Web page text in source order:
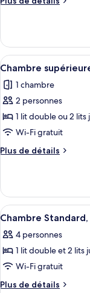
chambre :
double,
1
lit
double
ou
2
lits
jumeaux
Chambre
Standard
double,
lit
double
2
lits
Afficher
toutes
les
photos
pour
ce
type
de
Chambre
supérieure,
1
lit
double
ou
2
lits
7
Chambre
1 chambre
2 personnes
1 lit double ou 2 lits
Wi-Fi gratuit
Plus de détails
Plus
Chambre
supérieure,
1
double
ou
lits
jumeaux
Afficher
toutes
les
photos
pour
ce
3
Chambre
4 personnes
1 lit double et 2 lits
Wi-Fi gratuit
Plus de détails
Plus